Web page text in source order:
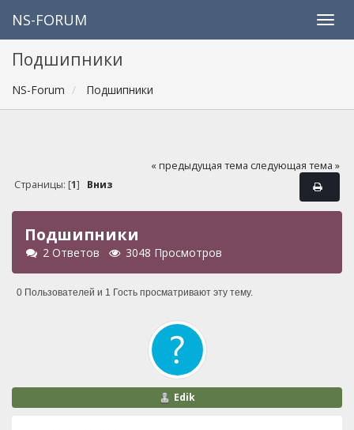
NS-FORUM
Подшипники
NS-Forum Подшипники
« предыдущая тема следующая тема »
Страницы: [1] Вниз
Подшипники
2 Ответов 3048 Просмотров
0 Пользователей и 1 Гость просматривают эту тему.
Edik